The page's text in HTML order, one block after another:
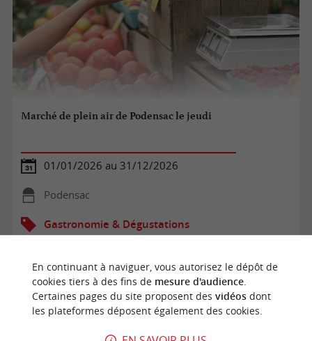
Marché de plein air de Podensac le jeudi
01/01/2026 au 31/12/2026
Podensac
Gastronomie & Dégustations
En continuant à naviguer, vous autorisez le dépôt de
cookies tiers à des fins de mesure d'audience.
Certaines pages du site proposent des vidéosdont
les plateformes déposent également des cookies.